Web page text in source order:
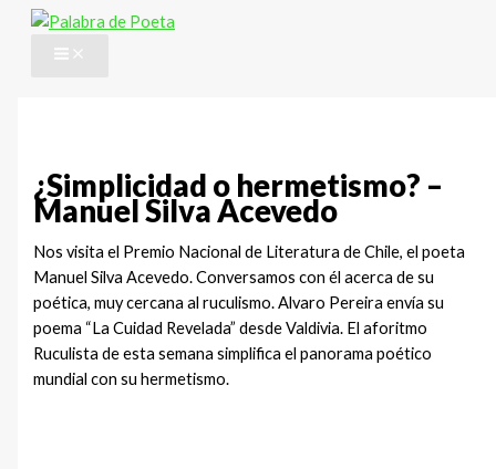
¿Simplicidad o hermetismo? –
Manuel Silva Acevedo
Nos visita el Premio Nacional de Literatura de Chile, el poeta
Manuel Silva Acevedo. Conversamos con él acerca de su
poética, muy cercana al ruculismo. Alvaro Pereira envía su
poema “La Cuidad Revelada” desde Valdivia. El aforitmo
Ruculista de esta semana simplifica el panorama poético
mundial con su hermetismo.